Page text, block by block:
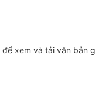
để xem và tải văn bản